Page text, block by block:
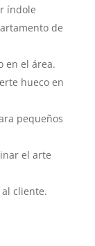
índole
de
en el área.
hueco en
pequeños
el arte
cliente.